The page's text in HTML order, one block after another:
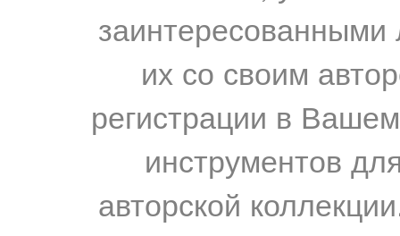
их со своим
регистрации в
инструментов
авторской